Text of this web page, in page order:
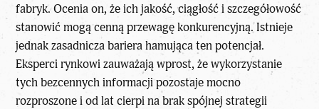
fabryk. Ocenia on, że ich jakość, ciągłość i szczegółowość
stanowić mogą cenną przewagę konkurencyjną. Istnieje
jednak zasadnicza bariera hamująca ten potencjał.
Eksperci rynkowi zauważają wprost, że wykorzystanie
tych bezcennych informacji pozostaje mocno
rozproszone i od lat cierpi na brak spójnej strategii